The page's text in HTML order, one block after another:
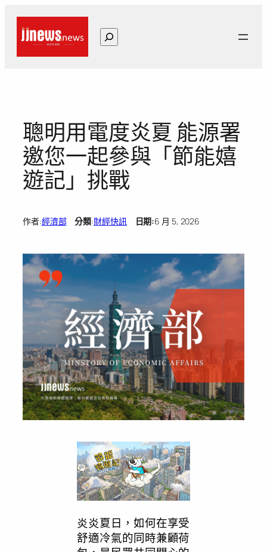
搜
尋
聰明用電度炎夏 能源署
邀您一起參與「節能嬉
遊記」挑戰
作者:經濟部 分類:財經快訊 日期:6 月 5, 2026
炎炎夏日，如何在享受
舒適冷氣的同時兼顧荷